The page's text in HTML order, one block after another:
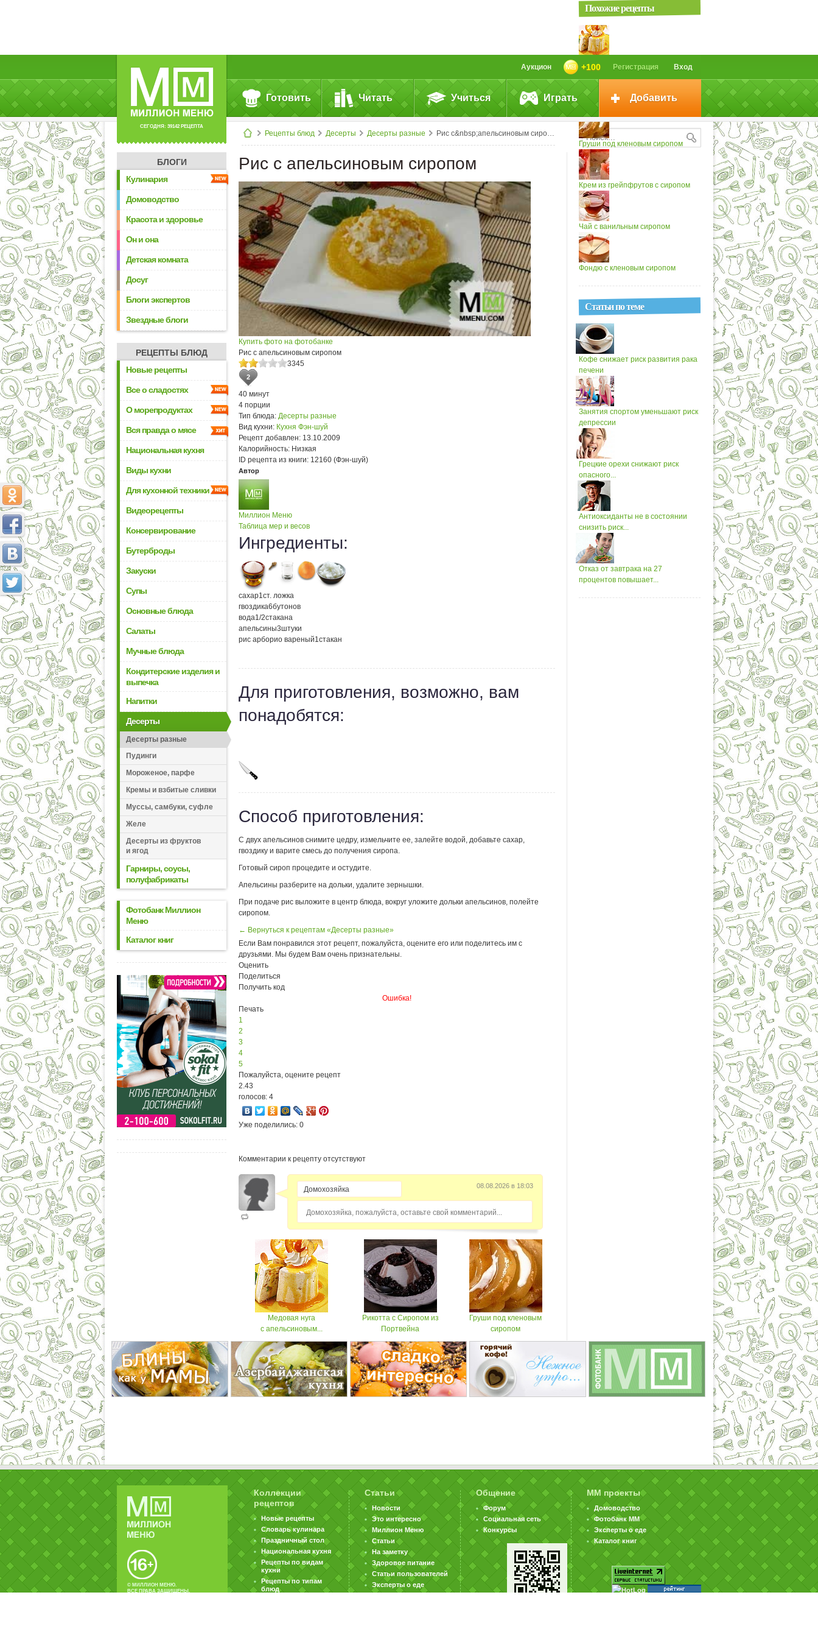
СЕГОДНЯ: 39142 РЕЦЕПТА
Вход
Регистрация
+100
Аукцион
Готовить Читать Учиться Играть Добавить
Рецепты блюд Десерты Десерты разные Рис с&nbsp;апельсиновым сиропом
БЛОГИ
Кулинария
Домоводство
Красота и здоровье
Он и она
Детская комната
Досуг
Блоги экспертов
Звездные блоги
РЕЦЕПТЫ БЛЮД
Новые рецепты
Все о сладостях
О морепродуктах
Вся правда о мясе
Национальная кухня
Виды кухни
Для кухонной техники
Видеорецепты
Консервирование
Бутерброды
Закуски
Супы
Основные блюда
Салаты
Мучные блюда
Кондитерские изделия и
выпечка
Напитки
Десерты
Десерты разные
Пудинги
Мороженое, парфе
Кремы и взбитые сливки
Муссы, самбуки, суфле
Желе
Десерты из фруктов
и ягод
Гарниры, соусы,
полуфабрикаты
Фотобанк Миллион
Меню
Каталог книг
Рис с апельсиновым сиропом
Купить фото на фотобанке
Рис с апельсиновым сиропом
3345
2
40 минут
4 порции
Тип блюда: Десерты разные
Вид кухни: Кухня Фэн-шуй
Рецепт добавлен: 13.10.2009
Калорийность: Низкая
ID рецепта из книги: 12160 (Фэн-шуй)
Автор
Миллион Меню
Таблица мер и весов
Ингредиенты:
сахар1ст. ложка
гвоздика6бутонов
вода1/2стакана
апельсины3штуки
рис арборио вареный1стакан
Для приготовления, возможно, вам
понадобятся:
Способ приготовления:
С двух апельсинов снимите цедру, измельчите ее, залейте водой, добавьте сахар,
гвоздику и варите смесь до получения сиропа.
Готовый сироп процедите и остудите.
Апельсины разберите на дольки, удалите зернышки.
При подаче рис выложите в центр блюда, вокруг уложите дольки апельсинов, полейте
сиропом.
← Вернуться к рецептам «Десерты разные»
Если Вам понравился этот рецепт, пожалуйста, оцените его или поделитесь им с
друзьями. Мы будем Вам очень признательны.
Оценить
Поделиться
Получить код
Ошибка!
Печать
1
2
3
4
5
Пожалуйста, оцените рецепт
2.43
голосов: 4
Уже поделились: 0
Комментарии к рецепту отсутствуют
08.08.2026 в 18:03
Домохозяйка, пожалуйста, оставьте свой комментарий...
Медовая нуга
с апельсиновым...
Рикотта с Сиропом из
Портвейна
Груши под кленовым
сиропом
Похожие рецепты
Рикотта с Сиропом из Портвейна
Груши под кленовым сиропом
Крем из грейпфрутов с сиропом
Чай с ванильным сиропом
Фондю с кленовым сиропом
Статьи по теме
Кофе снижает риск развития рака
печени
Занятия спортом уменьшают риск
депрессии
Грецкие орехи снижают риск
опасного...
Антиоксиданты не в состоянии
снизить риск...
Отказ от завтрака на 27
процентов повышает...
© МИЛЛИОН МЕНЮ.
ВСЕ ПРАВА ЗАЩИЩЕНЫ.
Коллекции
рецептов
Новые рецепты
Словарь кулинара
Праздничный стол
Национальная кухня
Рецепты по видам
кухни
Рецепты по типам
блюд
Статьи
Новости
Это интересно
Миллион Меню
Статьи
На заметку
Здоровое питание
Статьи пользователей
Эксперты о еде
Общение
Форум
Социальная сеть
Конкурсы
ММ проекты
Домоводство
Фотобанк ММ
Эксперты о еде
Каталог книг